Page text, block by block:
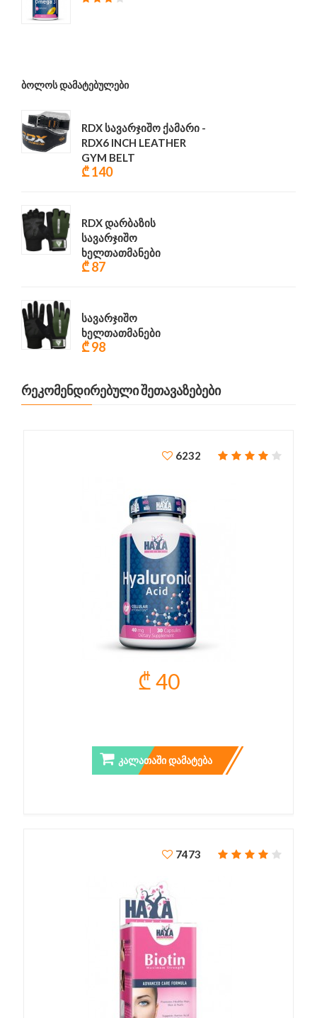
ᲑᲝᲚᲝᲡ ᲓᲐᲛᲐᲢᲔᲑᲣᲚᲔᲑᲘ
RDX სავარჯიშო ქამარი -
RDX6 INCH LEATHER
GYM BELT
₾ 140
RDX დარბაზის
სავარჯიშო
ხელთათმანები
₾ 87
სავარჯიშო
ხელთათმანები
₾ 98
ᲠᲔᲙᲝᲛᲔᲜᲓᲘᲠᲔᲑᲣᲚᲘ ᲨᲔᲗᲐᲕᲐᲖᲔᲑᲔᲑᲘ
6232
₾ 40
ᲙᲐᲚᲐᲗᲐᲨᲘ ᲓᲐᲛᲐᲢᲔᲑᲐ
7473